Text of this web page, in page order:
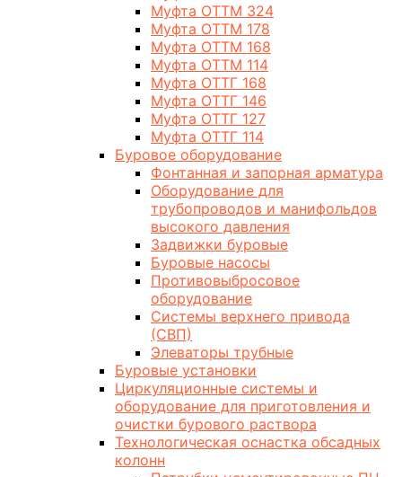
Муфта ОТТМ 324
Муфта ОТТМ 178
Муфта ОТТМ 168
Муфта ОТТМ 114
Муфта ОТТГ 168
Муфта ОТТГ 146
Муфта ОТТГ 127
Муфта ОТТГ 114
Буровое оборудование
Фонтанная и запорная арматура
Оборудование для
трубопроводов и манифольдов
высокого давления
Задвижки буровые
Буровые насосы
Противовыбросовое
оборудование
Системы верхнего привода
(СВП)
Элеваторы трубные
Буровые установки
Циркуляционные системы и
оборудование для приготовления и
очистки бурового раствора
Технологическая оснастка обсадных
колонн